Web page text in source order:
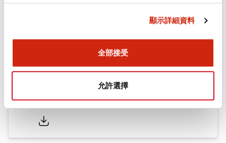
顯示詳細資料
全部接受
允許選擇
認證與標準